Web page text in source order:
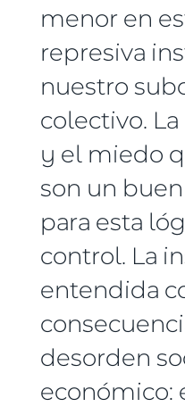
menor en
represiva
nuestro
colectivo.
y el miedo
son un
para esta
control. La
entendida
desorden
económico: